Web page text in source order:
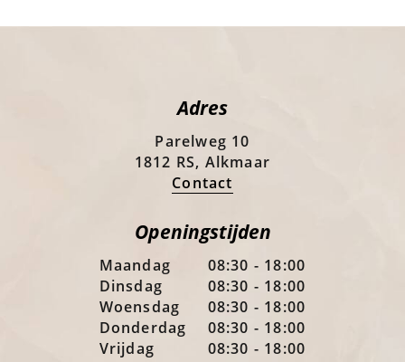
Adres
Parelweg 10
1812 RS, Alkmaar
Contact
Openingstijden
Maandag
08:30 - 18:00
Dinsdag
08:30 - 18:00
Woensdag
08:30 - 18:00
Donderdag
08:30 - 18:00
Vrijdag
08:30 - 18:00